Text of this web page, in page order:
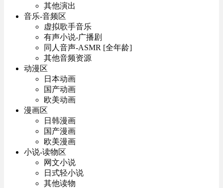
其他演出
音乐-音频区
虚拟歌手音乐
有声小说-广播剧
同人音声-ASMR [全年龄]
其他音频资源
动漫区
日本动画
国产动画
欧美动画
漫画区
日韩漫画
国产漫画
欧美漫画
小说-读物区
网文小说
日式轻小说
其他读物